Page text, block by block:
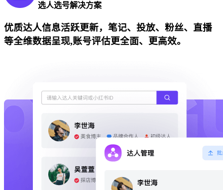
选人选号解决方案
优质达人信息活跃更新，笔记、投放、粉丝、直播
等全维数据呈现,账号评估更全面、更高效。